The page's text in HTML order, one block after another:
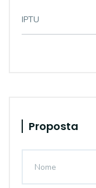
IPTU
Proposta